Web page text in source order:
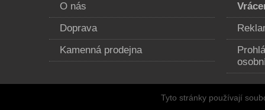
O nás
Doprava
Kamenná prodejna
Tyto stránky používají